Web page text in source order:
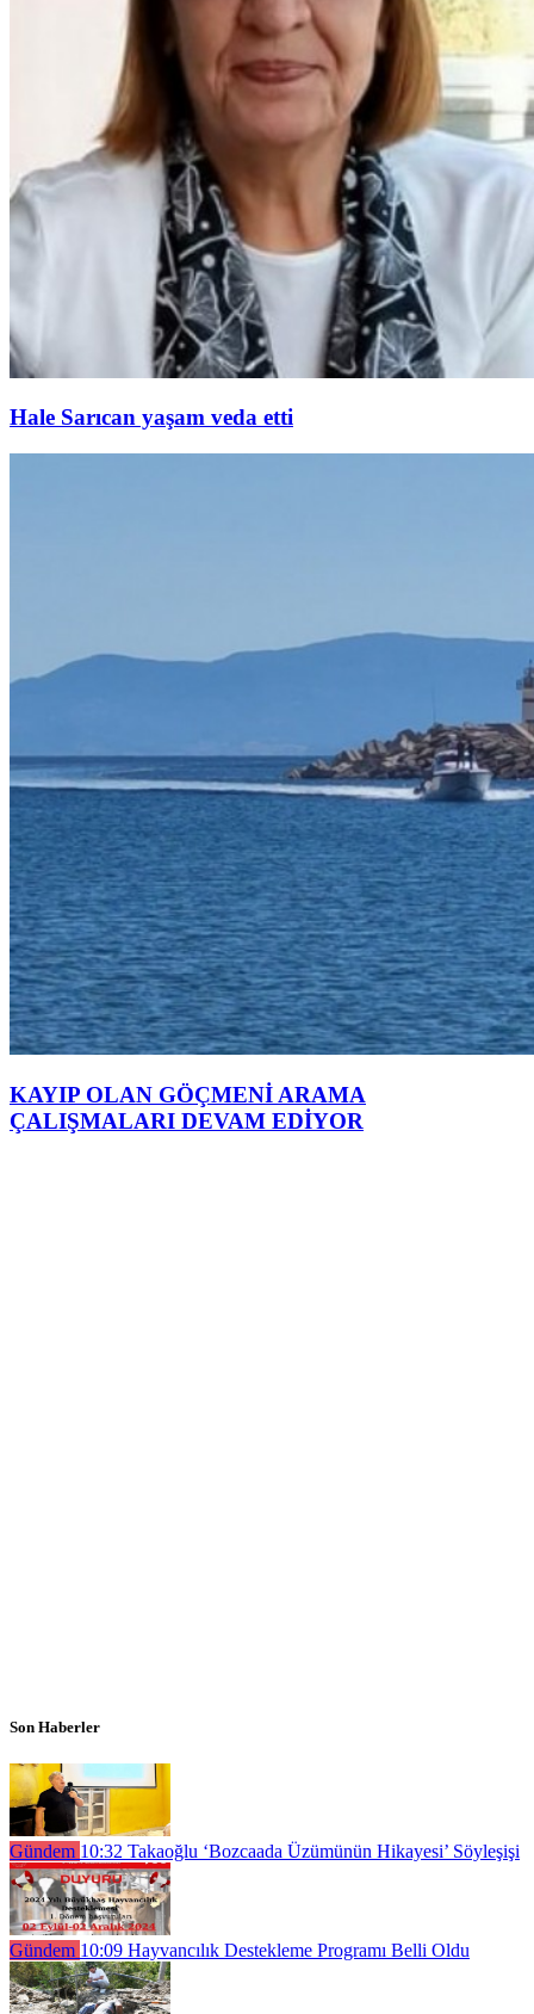
Hale Sarıcan yaşam veda etti
KAYIP OLAN GÖÇMENİ ARAMA
ÇALIŞMALARI DEVAM EDİYOR
Son Haberler
Gündem 10:32 Takaoğlu ‘Bozcaada Üzümünün Hikayesi’ Söyleşişi
Gündem 10:09 Hayvancılık Destekleme Programı Belli Oldu